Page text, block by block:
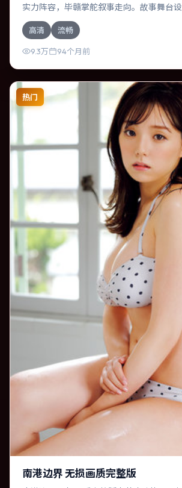
实力阵容，毕赣掌舵叙事走向。故事舞台
绕一次意外选择展开连锁反应；配乐与色彩
题，结尾留白耐人寻味。
高清 流畅
9.3万 94个月前
热门
南港边界 无损画质完整版